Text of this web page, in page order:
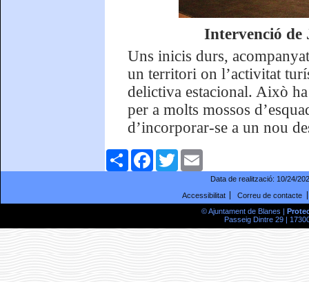
Intervenció
Uns inicis durs,
un territori on l’activitat
delictiva estacional. Això
per a molts mossos
d’incorporar-se a un nou
ComparteixFacebookTwitter
Data de realització: 10/24/
Accessibilitat
Correu de contacte
© Ajuntament de Blanes |
Passeig Dintre 29 |